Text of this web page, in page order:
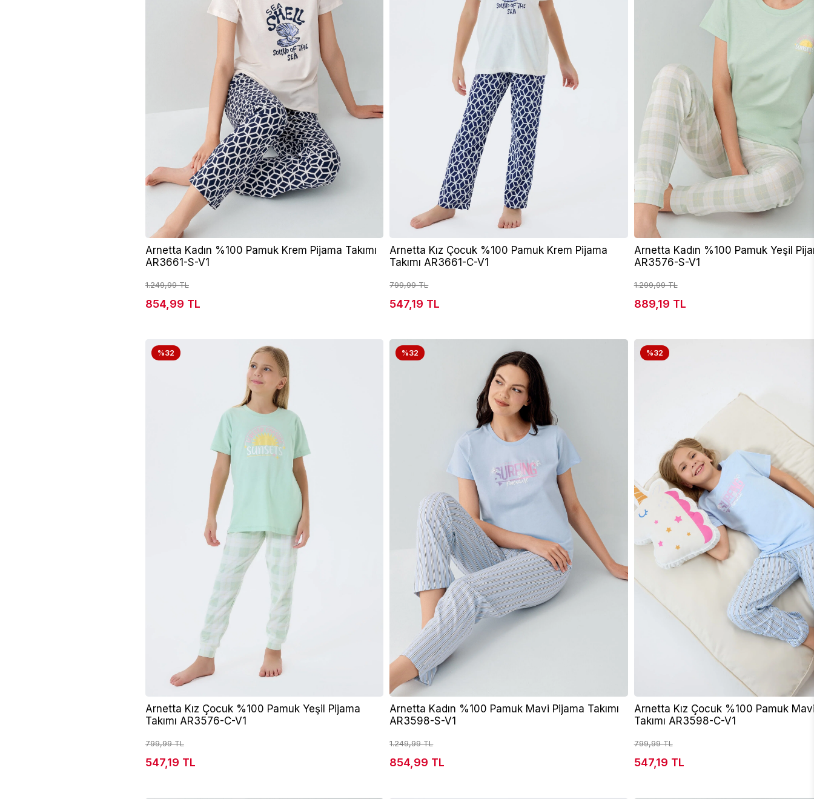
Arnetta Kadın %100 Pamuk Krem Pijama Takımı
AR3661-S-V1
1.249,99 TL
854,99 TL
Arnetta Kız Çocuk %100 Pamuk Krem Pijama
Takımı AR3661-C-V1
799,99 TL
547,19 TL
Arnetta Kadın %100 Pamuk Yeşil
AR3576-S-V1
1.299,99 TL
889,19 TL
%32
Arnetta Kız Çocuk %100 Pamuk Yeşil Pijama
Takımı AR3576-C-V1
799,99 TL
547,19 TL
%32
Arnetta Kadın %100 Pamuk Mavi Pijama Takımı
AR3598-S-V1
1.249,99 TL
854,99 TL
%32
Arnetta Kız Çocuk %100 Pamuk
Takımı AR3598-C-V1
799,99 TL
547,19 TL